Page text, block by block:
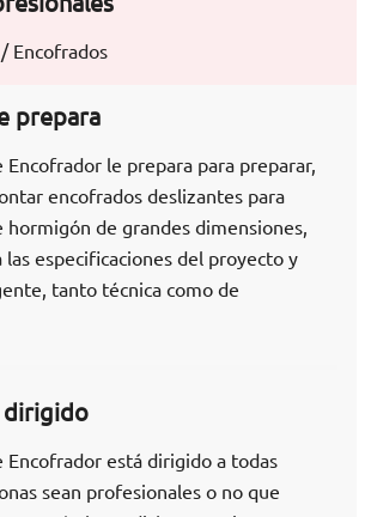
Encofrados
prepara
Encofrador le prepara para preparar,
encofrados deslizantes para
hormigón de grandes dimensiones,
las especificaciones del proyecto y
tanto técnica como de
dirigido
Encofrador está dirigido a todas
sean profesionales o no que